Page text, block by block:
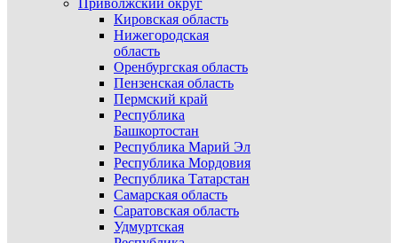
Приволжский округ
Кировская область
Нижегородская
область
Оренбургская область
Пензенская область
Пермский край
Республика
Башкортостан
Республика Марий Эл
Республика Мордовия
Республика Татарстан
Самарская область
Саратовская область
Удмуртская